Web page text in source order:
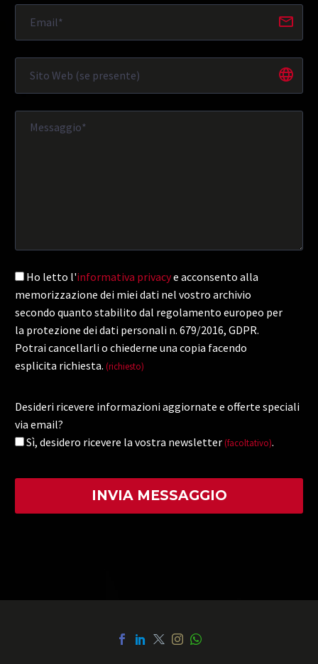
Ho letto l'informativa privacye acconsento alla
memorizzazione dei miei dati nel vostro archivio
secondo quanto stabilito dal regolamento europeo per
la protezione dei dati personali n. 679/2016, GDPR.
Potrai cancellarli o chiederne una copia facendo
esplicita richiesta. (richiesto)
Desideri ricevere informazioni aggiornate e offerte speciali
via email?
Sì, desidero ricevere la vostra newsletter (facoltativo).